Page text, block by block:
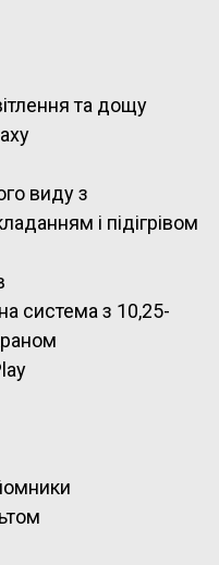
та дощу
виду з
і підігрівом
система з 10,25-